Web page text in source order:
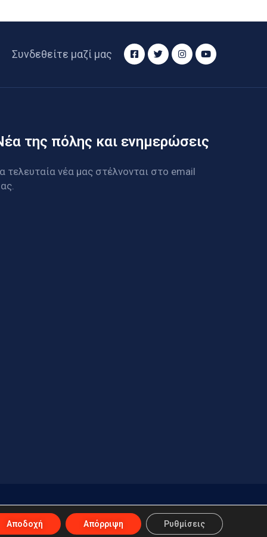
Συνδεθείτε μαζί μας
της πόλης και ενημερώσεις
τελευταία νέα μας στέλνονται στο email
Αποδοχή Απόρριψη Ρυθμίσεις